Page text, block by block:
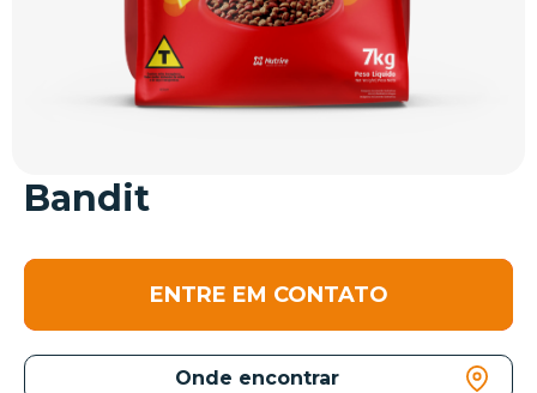
Bandit
ENTRE EM CONTATO
Onde encontrar